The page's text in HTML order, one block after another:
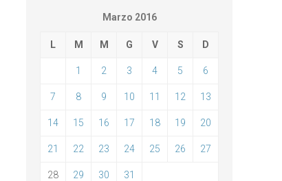
Marzo 2016
L M M G V S D
1 2 3 4 5 6
7 8 9 10 11 12 13
14 15 16 17 18 19 20
21 22 23 24 25 26 27
28 29 30 31